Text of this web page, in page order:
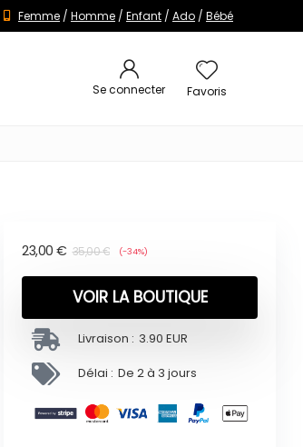
Femme / Homme / Enfant / Ado / Bébé
Se connecter Favoris
35,00€
23,00 € (-34%)
VOIR LA BOUTIQUE
Livraison : 3.90 EUR
Délai : De 2 à 3 jours